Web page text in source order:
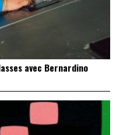
avec Bernardino